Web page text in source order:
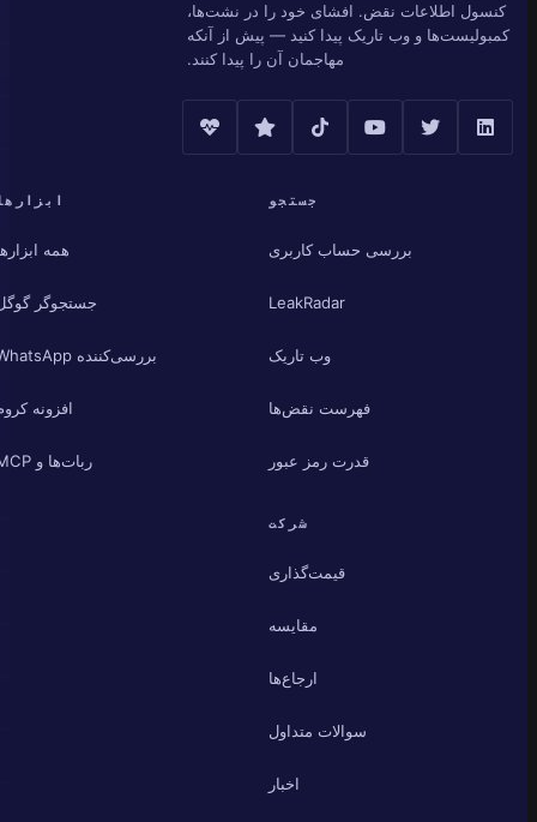
کنسول اطلاعات نقض. افشای خود را در نشت‌ها،
کمبولیست‌ها و وب تاریک پیدا کنید — پیش از آنکه
مهاجمان آن را پیدا کنند.
جستجو
بررسی حساب کاربری
LeakRadar
وب تاریک
فهرست نقض‌ها
قدرت رمز عبور
ابزارها
همه ابزارها
جستجوگر گوگل
بررسی‌کننده WhatsApp
افزونه کروم
ربات‌ها و MCP
شرکت
قیمت‌گذاری
مقایسه
ارجاع‌ها
سوالات متداول
اخبار